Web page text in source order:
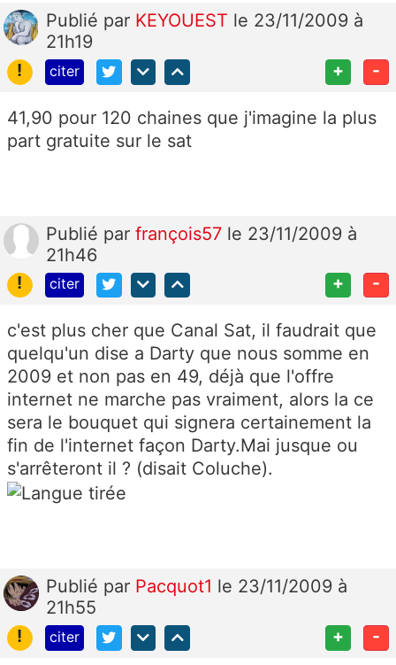
Publié par KEYOUEST le 23/11/2009 à
21h19
!
citer + -
41,90 pour 120 chaines que j'imagine la plus
part gratuite sur le sat
Publié par françois57 le 23/11/2009 à
21h46
!
citer + -
c'est plus cher que Canal Sat, il faudrait que
quelqu'un dise a Darty que nous somme en
2009 et non pas en 49, déjà que l'offre
internet ne marche pas vraiment, alors la ce
sera le bouquet qui signera certainement la
fin de l'internet façon Darty.Mai jusque ou
s'arrêteront il ? (disait Coluche).
Publié par Pacquot1 le 23/11/2009 à
21h55
!
citer + -